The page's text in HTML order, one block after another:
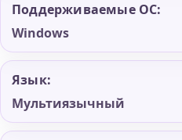
Поддерживаемые ОС:
Windows
Язык:
Мультиязычный